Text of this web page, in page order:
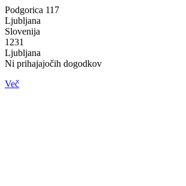
Podgorica 117
Ljubljana
Slovenija
1231
Ljubljana
Ni prihajajočih dogodkov
Več